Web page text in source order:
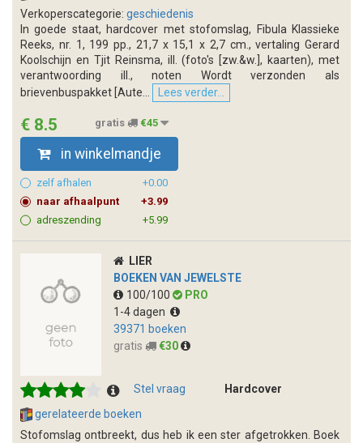
Verkoperscategorie: geschiedenis
In goede staat, hardcover met stofomslag, Fibula Klassieke
Reeks, nr. 1, 199 pp., 21,7 x 15,1 x 2,7 cm., vertaling Gerard
Koolschijn en Tjit Reinsma, ill. (foto's [zw.&w.], kaarten), met
verantwoording ill., noten Wordt verzonden als
brievenbuspakket [Aute...
Lees verder...
€ 8.5 gratis €45
in winkelmandje
zelf afhalen
+0.00
naar afhaalpunt
+3.99
adreszending
+5.99
LIER
BOEKEN VAN JEWELSTE
100/100
PRO
1-4 dagen
39371 boeken
gratis
€30
Stel vraag
Hardcover
gerelateerde boeken
Stofomslag ontbreekt, dus heb ik een ster afgetrokken. Boek